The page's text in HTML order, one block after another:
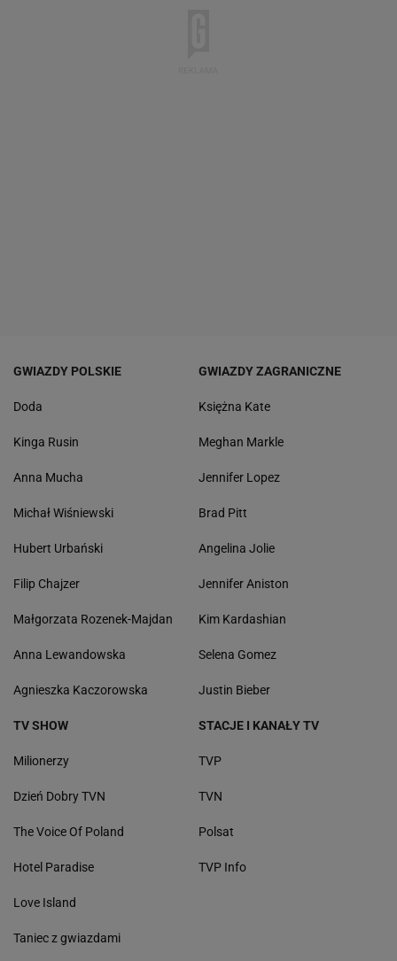
GWIAZDY POLSKIE
Doda
Kinga Rusin
Anna Mucha
Michał Wiśniewski
Hubert Urbański
Filip Chajzer
Małgorzata Rozenek-Majdan
Anna Lewandowska
Agnieszka Kaczorowska
GWIAZDY ZAGRANICZNE
Księżna Kate
Meghan Markle
Jennifer Lopez
Brad Pitt
Angelina Jolie
Jennifer Aniston
Kim Kardashian
Selena Gomez
Justin Bieber
TV SHOW
Milionerzy
Dzień Dobry TVN
The Voice Of Poland
Hotel Paradise
Love Island
Taniec z gwiazdami
STACJE I KANAŁY TV
TVP
TVN
Polsat
TVP Info